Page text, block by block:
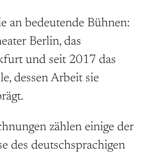
an bedeutende Bühnen:
Berlin, das
und seit 2017 das
dessen Arbeit sie
zählen einige der
des deutschsprachigen